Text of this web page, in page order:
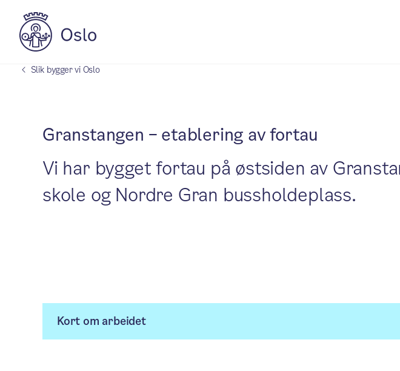
Slik bygger vi Oslo
Granstangen – etablering av fortau
Vi har bygget fortau på østsiden av
skole og Nordre Gran bussholdeplass.
Kort om arbeidet